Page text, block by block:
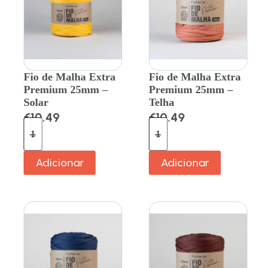
Fio de Malha Extra
Premium 25mm –
Solar
€10.49
Adicionar
Fio de Malha Extra
Premium 25mm –
Telha
€10.49
Adicionar